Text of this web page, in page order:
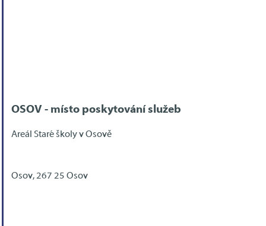
OSOV - místo poskytování služeb
Areál Staré školy v Osově
Osov, 267 25 Osov